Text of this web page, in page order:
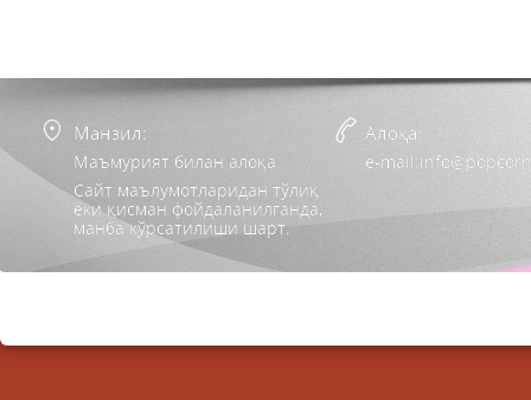
Манзил:
Маъмурият билан алоқа
Сайт маълумотларидан тўлиқ
ёки қисман фойдаланилганда,
манба кўрсатилиши шарт.
Алоқа:
e-